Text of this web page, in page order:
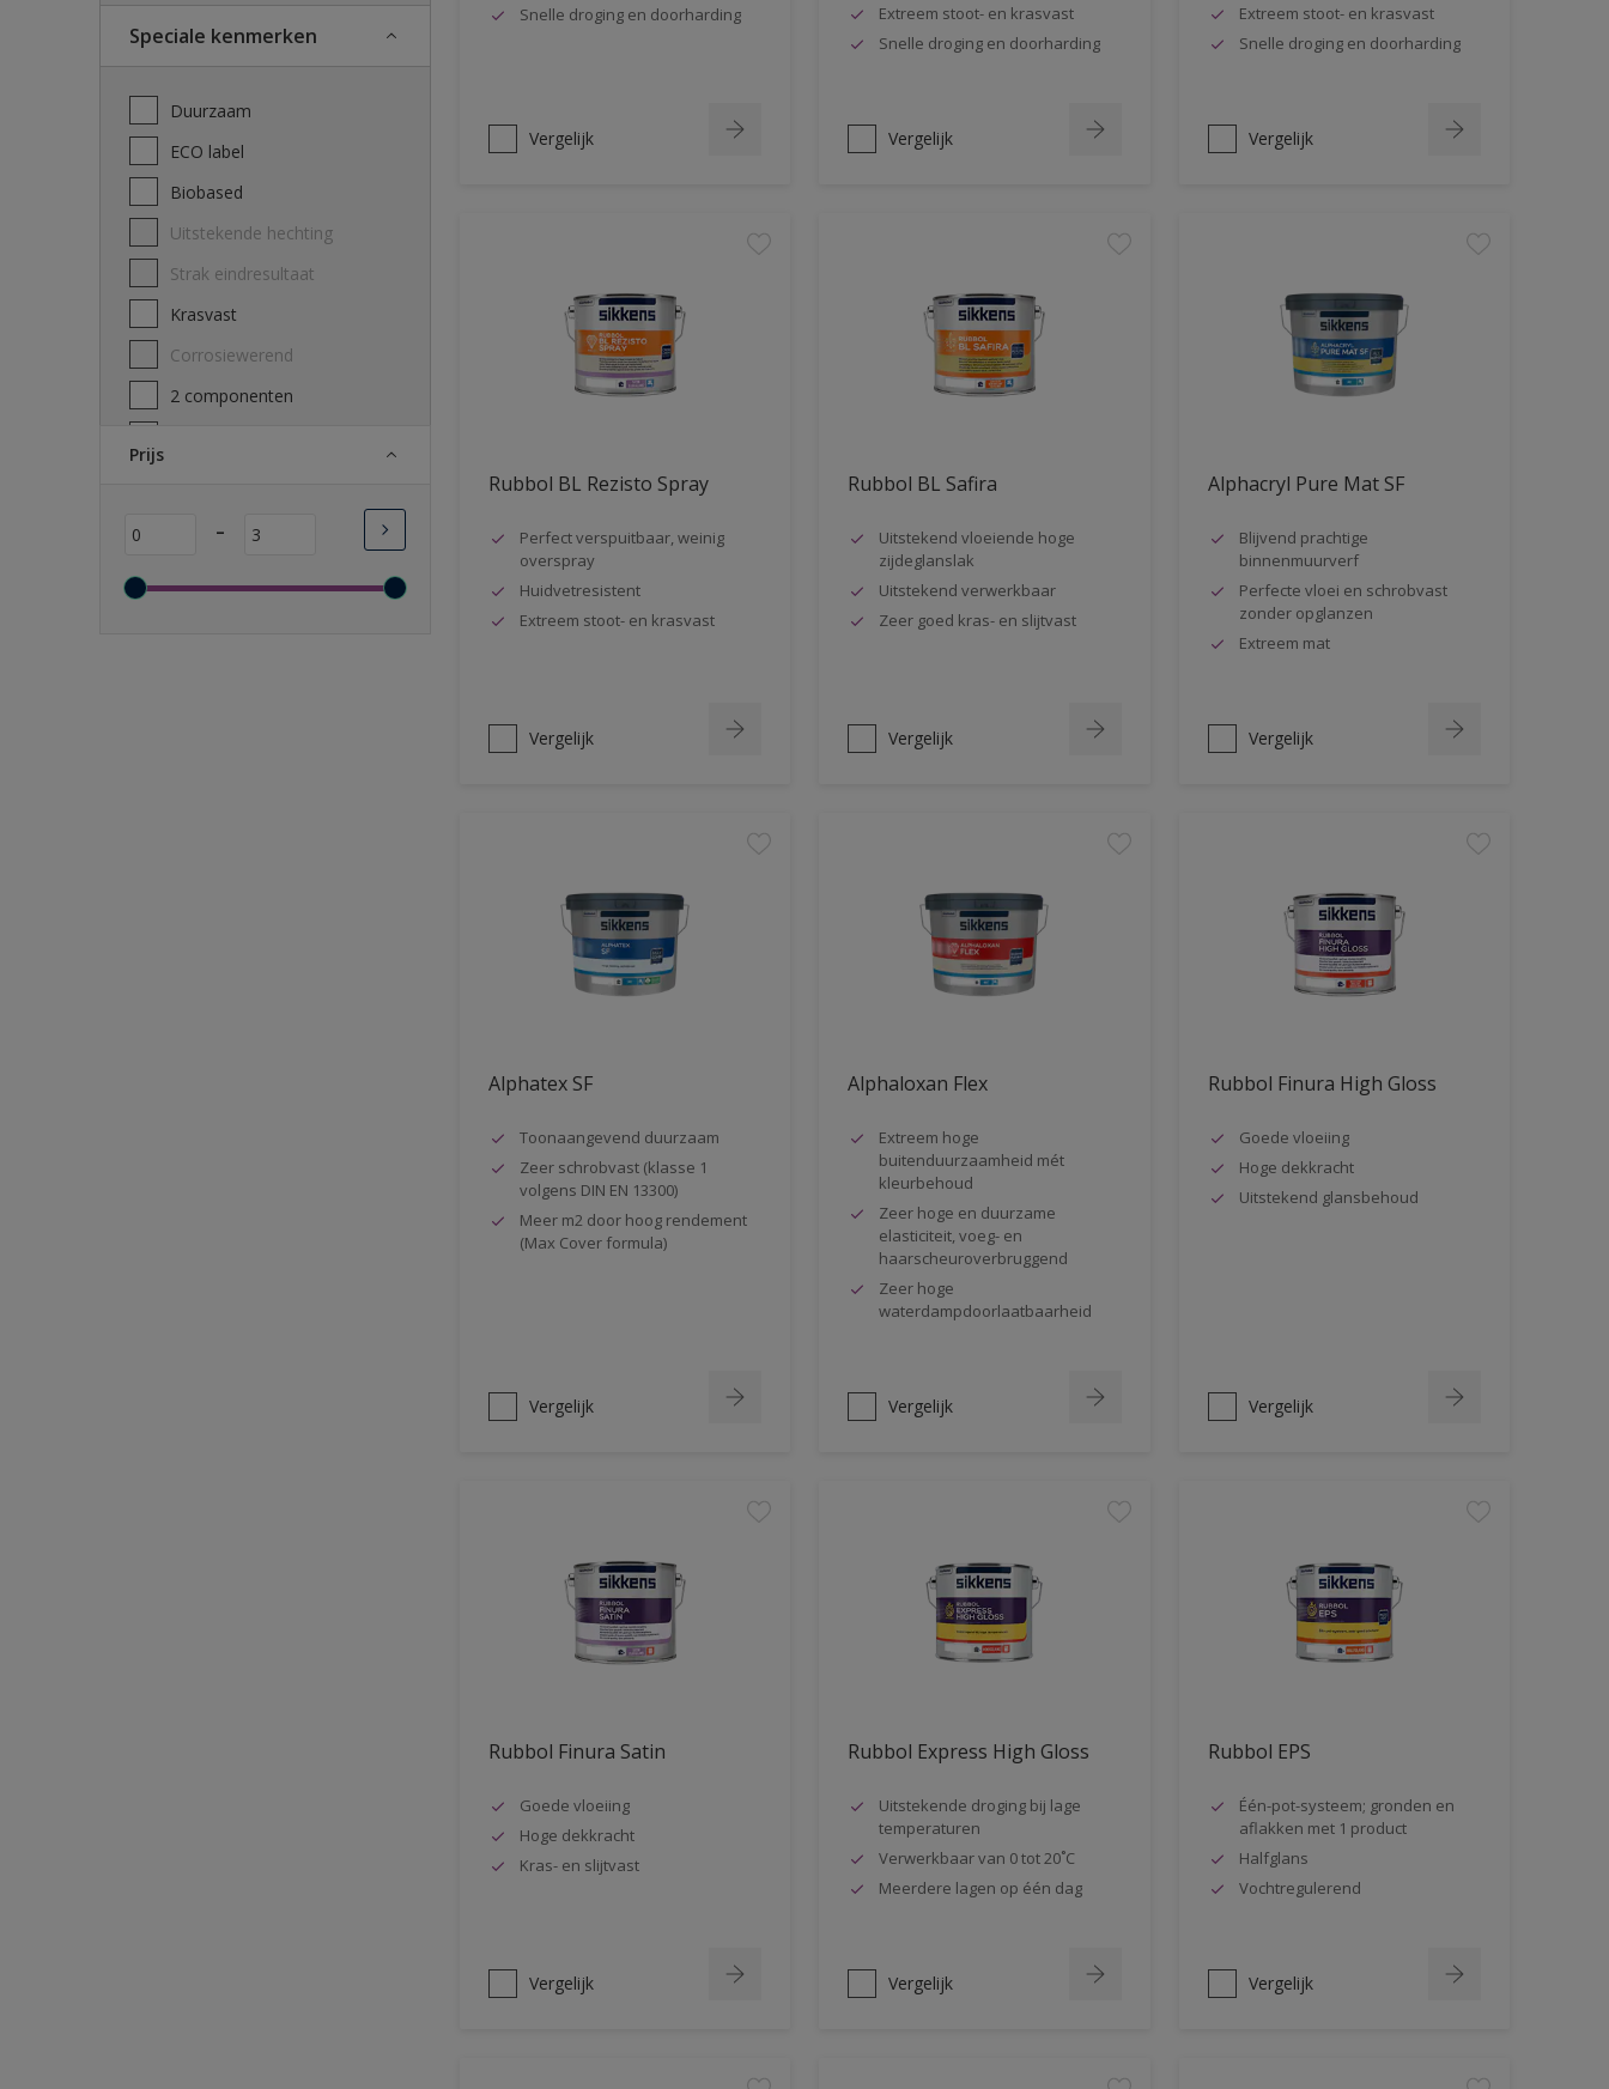
Speciale kenmerken
Duurzaam
ECO label
Biobased
Uitstekende hechting
Strak eindresultaat
Krasvast
Corrosiewerend
2 componenten
Wasbaar
Sneldrogend
Prijs
-
Snelle droging en doorharding
Vergelijk
Extreem stoot- en krasvast
Snelle droging en doorharding
Vergelijk
Extreem stoot- en krasvast
Snelle droging en doorharding
Vergelijk
Rubbol BL Rezisto Spray
Perfect verspuitbaar, weinig
overspray
Huidvetresistent
Extreem stoot- en krasvast
Vergelijk
Rubbol BL Safira
Uitstekend vloeiende hoge
zijdeglanslak
Uitstekend verwerkbaar
Zeer goed kras- en slijtvast
Vergelijk
Alphacryl Pure Mat SF
Blijvend prachtige
binnenmuurverf
Perfecte vloei en schrobvast
zonder opglanzen
Extreem mat
Vergelijk
Alphatex SF
Toonaangevend duurzaam
Zeer schrobvast (klasse 1
volgens DIN EN 13300)
Meer m2 door hoog rendement
(Max Cover formula)
Vergelijk
Alphaloxan Flex
Extreem hoge
buitenduurzaamheid mét
kleurbehoud
Zeer hoge en duurzame
elasticiteit, voeg- en
haarscheuroverbruggend
Zeer hoge
waterdampdoorlaatbaarheid
Vergelijk
Rubbol Finura High Gloss
Goede vloeiing
Hoge dekkracht
Uitstekend glansbehoud
Vergelijk
Rubbol Finura Satin
Goede vloeiing
Hoge dekkracht
Kras- en slijtvast
Vergelijk
Rubbol Express High Gloss
Uitstekende droging bij lage
temperaturen
Verwerkbaar van 0 tot 20˚C
Meerdere lagen op één dag
Vergelijk
Rubbol EPS
Één-pot-systeem; gronden en
aflakken met 1 product
Halfglans
Vochtregulerend
Vergelijk